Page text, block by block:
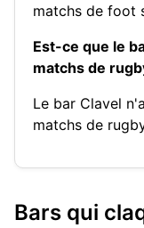
matchs de foot
Est-ce que le
matchs de
Le bar Clavel
matchs de
Bars qui